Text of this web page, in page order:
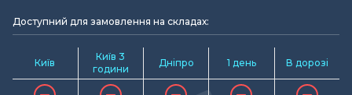
Доступний для замовлення на складах:
Київ
Київ 3
години
Дніпро 1 день В дорозі